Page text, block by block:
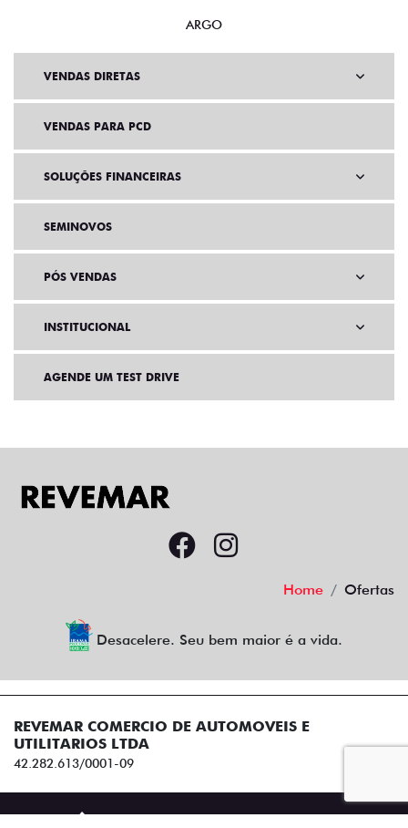
ARGO
VENDAS DIRETAS
VENDAS PARA PCD
SOLUÇÕES FINANCEIRAS
SEMINOVOS
PÓS VENDAS
INSTITUCIONAL
AGENDE UM TEST DRIVE
Home Ofertas
Desacelere. Seu bem maior é a vida.
REVEMAR COMERCIO DE AUTOMOVEIS E
UTILITARIOS LTDA
42.282.613/0001-09